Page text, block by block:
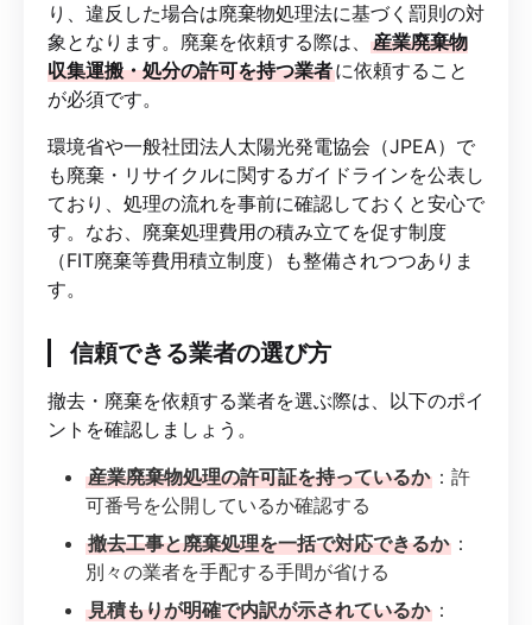
り、違反した場合は廃棄物処理法に基づく罰則の対
象となります。廃棄を依頼する際は、 産業廃棄物
収集運搬・処分の許可を持つ業者に依頼すること
が必須です。
環境省や一般社団法人太陽光発電協会（JPEA）で
も廃棄・リサイクルに関するガイドラインを公表し
ており、処理の流れを事前に確認しておくと安心で
す。なお、廃棄処理費用の積み立てを促す制度
（FIT廃棄等費用積立制度）も整備されつつありま
す。
信頼できる業者の選び方
撤去・廃棄を依頼する業者を選ぶ際は、以下のポイ
ントを確認しましょう。
産業廃棄物処理の許可証を持っているか ：許
可番号を公開しているか確認する
撤去工事と廃棄処理を一括で対応できるか ：
別々の業者を手配する手間が省ける
見積もりが明確で内訳が示されているか ：